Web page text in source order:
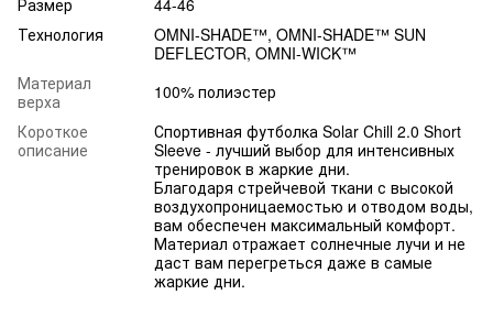
Технология
OMNI-SHADE™, OMNI-SHADE™ SUN
DEFLECTOR, OMNI-WICK™
Материал
верха
100% полиэстер
Короткое
описание
Спортивная футболка Solar Chill 2.0 Short
Sleeve - лучший выбор для интенсивных
тренировок в жаркие дни.
Благодаря стрейчевой ткани с высокой
воздухопроницаемостью и отводом воды,
вам обеспечен максимальный комфорт.
Материал отражает солнечные лучи и не
даст вам перегреться даже в самые
жаркие дни.